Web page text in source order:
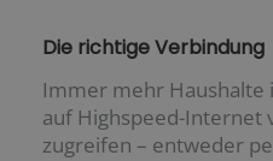
Die richtige Verbindung
Immer mehr Haushalte
auf Highspeed-Internet
zugreifen – entweder